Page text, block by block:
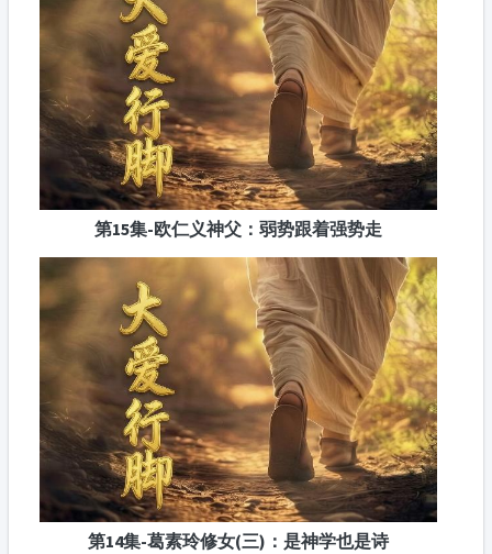
第15集-欧仁义神父：弱势跟着强势走
第14集-葛素玲修女(三)：是神学也是诗